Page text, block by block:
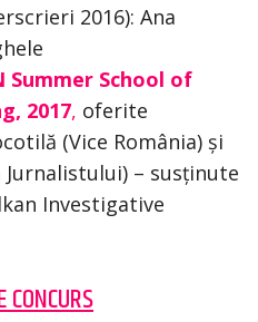
2016): Ana
Summer School of
2017, oferite
(Vice România) și
Jurnalistului) – susținute
Investigative
CONCURS